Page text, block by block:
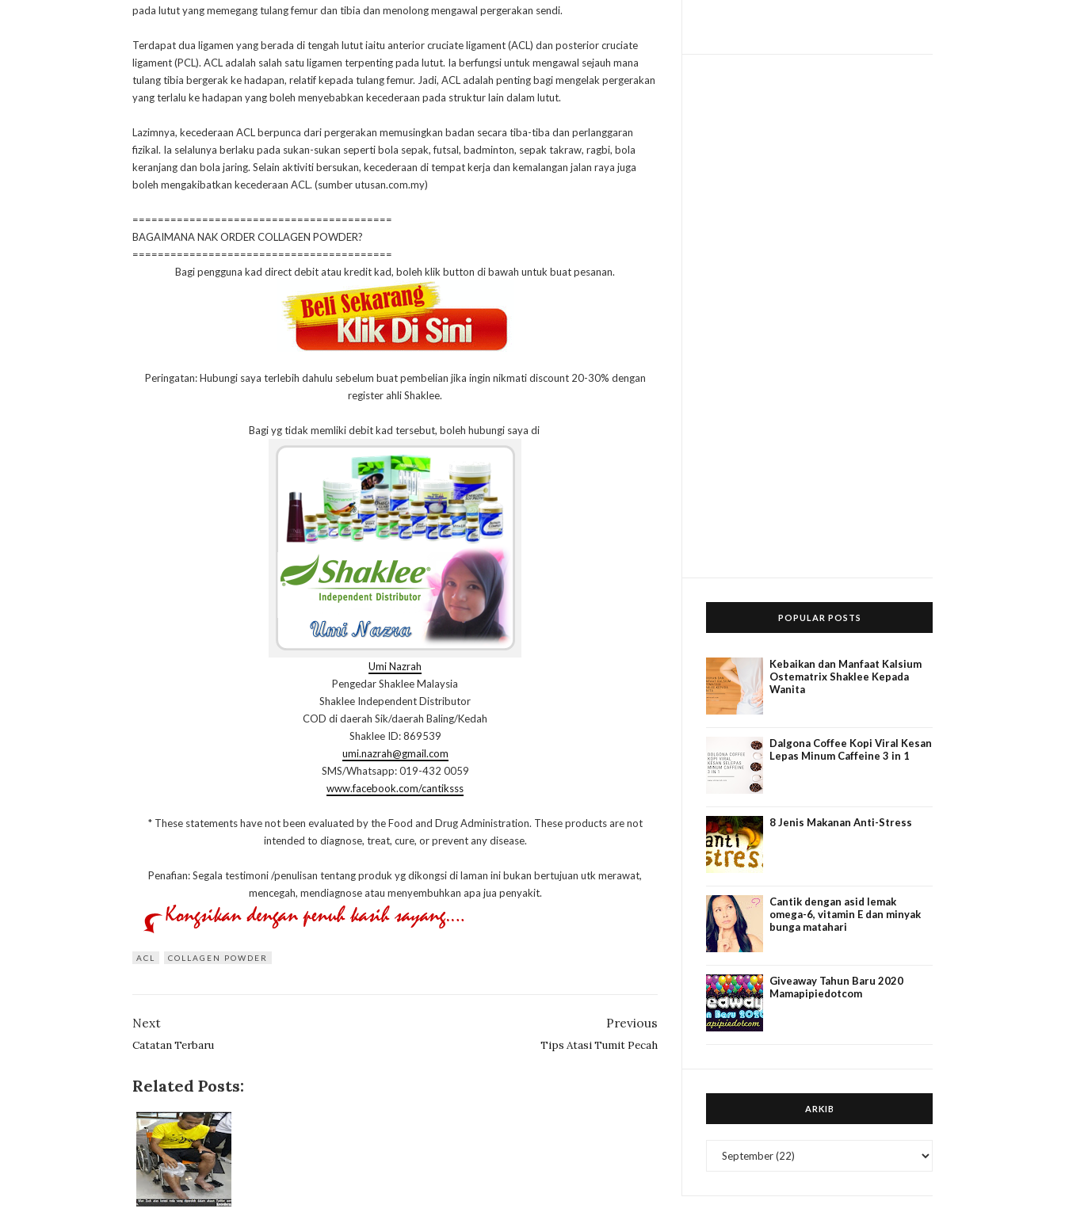
pada lutut yang memegang tulang femur dan tibia dan menolong mengawal pergerakan sendi.
Terdapat dua ligamen yang berada di tengah lutut iaitu anterior cruciate ligament (ACL) dan posterior cruciate
ligament (PCL). ACL adalah salah satu ligamen terpenting pada lutut. Ia berfungsi untuk mengawal sejauh mana
tulang tibia bergerak ke hadapan, relatif kepada tulang femur. Jadi, ACL adalah penting bagi mengelak pergerakan
yang terlalu ke hadapan yang boleh menyebabkan kecederaan pada struktur lain dalam lutut.
Lazimnya, kecederaan ACL berpunca dari pergerakan memusingkan badan secara tiba-tiba dan perlanggaran
fizikal. Ia selalunya berlaku pada sukan-sukan seperti bola sepak, futsal, badminton, sepak takraw, ragbi, bola
keranjang dan bola jaring. Selain aktiviti bersukan, kecederaan di tempat kerja dan kemalangan jalan raya juga
boleh mengakibatkan kecederaan ACL. (sumber utusan.com.my)
=========================================
BAGAIMANA NAK ORDER COLLAGEN POWDER?
=========================================
Bagi pengguna kad direct debit atau kredit kad, boleh klik button di bawah untuk buat pesanan.
Peringatan: Hubungi saya terlebih dahulu sebelum buat pembelian jika ingin nikmati discount 20-30% dengan
register ahli Shaklee.
Bagi yg tidak memliki debit kad tersebut, boleh hubungi saya di
Umi Nazrah
Pengedar Shaklee Malaysia
Shaklee Independent Distributor
COD di daerah Sik/daerah Baling/Kedah
Shaklee ID: 869539
umi.nazrah@gmail.com
SMS/Whatsapp: 019-432 0059
www.facebook.com/cantiksss
* These statements have not been evaluated by the Food and Drug Administration. These products are not
intended to diagnose, treat, cure, or prevent any disease.
Penafian: Segala testimoni /penulisan tentang produk yg dikongsi di laman ini bukan bertujuan utk merawat,
mencegah, mendiagnose atau menyembuhkan apa jua penyakit.
ACL COLLAGEN POWDER
Next
Catatan Terbaru
Previous
Tips Atasi Tumit Pecah
Related Posts:
POPULAR POSTS
Kebaikan dan Manfaat Kalsium
Ostematrix Shaklee Kepada
Wanita
Dalgona Coffee Kopi Viral Kesan
Lepas Minum Caffeine 3 in 1
8 Jenis Makanan Anti-Stress
Cantik dengan asid lemak
omega-6, vitamin E dan minyak
bunga matahari
Giveaway Tahun Baru 2020
Mamapipiedotcom
ARKIB